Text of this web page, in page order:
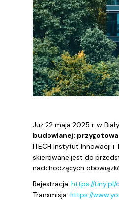
Już 22 maja 2025 r. w
budowlanej:
ITECH Instytut Innowacji i
skierowane jest do
nadchodzących
Rejestracja:https://tiny.pl/
Transmisja:https://